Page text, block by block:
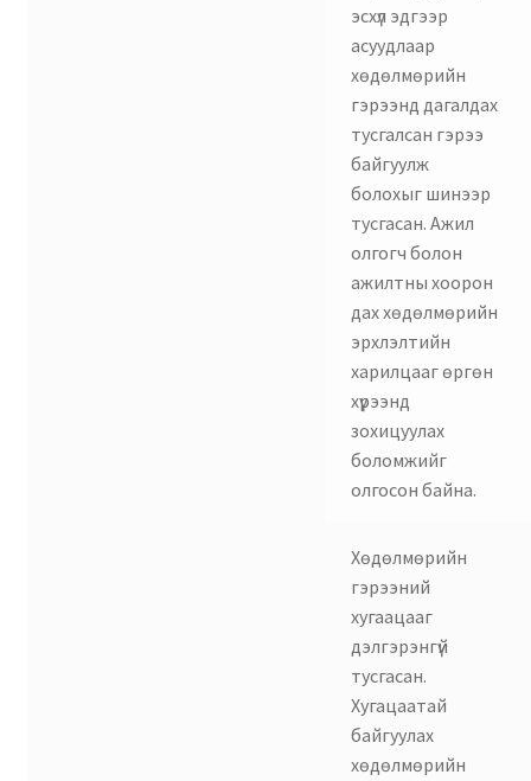
эсхүл эдгээр
асуудлаар
хөдөлмөрийн
гэрээнд дагалдах
тусгалсан гэрээ
байгуулж
болохыг шинээр
тусгасан. Ажил
олгогч болон
ажилтны хоорон
дах хөдөлмөрийн
эрхлэлтийн
харилцааг өргөн
хүрээнд
зохицуулах
боломжийг
олгосон байна.
Хөдөлмөрийн
гэрээний
хугаацааг
дэлгэрэнгүй
тусгасан.
Хугацаатай
байгуулах
хөдөлмөрийн